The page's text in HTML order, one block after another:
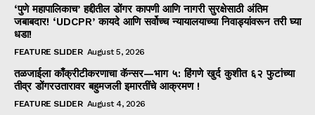
‘पुणे महापालिकाच’ हद्दीतील डोंगर कापणी आणि नागरी सुरक्षेसाठी अंतिम
जबाबदार! ‘UDCPR’ कायदे आणि सर्वोच्च न्यायालयाच्या निवाड्यांवरून तरी घ्या
धडा!
FEATURE SLIDER August 5, 2026
तळजाईला काँक्रीटीकरणाचा कॅन्सर—भाग ५: हिंगणे खुर्द कुशीत ६२ फुटांच्या
तीव्र डोंगरउतारावर बहुमजली इमारतींचे आक्रमण !
FEATURE SLIDER August 4, 2026